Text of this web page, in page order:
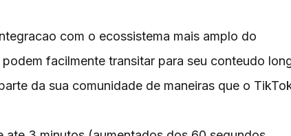
com o ecossistema mais amplo do
facilmente transitar para seu conteudo
da sua comunidade de maneiras que o